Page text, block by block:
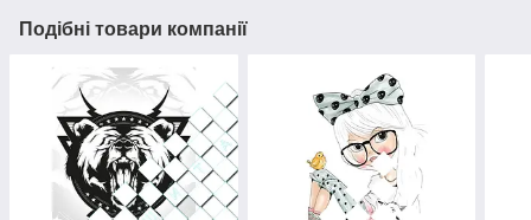
Подібні товари компанії